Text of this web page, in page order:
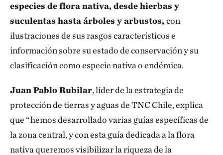
especies de flora nativa, desde hierbas y
suculentas hasta árboles y arbustos, con
ilustraciones de sus rasgos característicos e
información sobre su estado de conservación y su
clasificación como especie nativa o endémica.
Juan Pablo Rubilar, líder de la estrategia de
protección de tierras y aguas de TNC Chile, explica
que “hemos desarrollado varias guías específicas de
la zona central, y con esta guía dedicada a la flora
nativa queremos visibilizar la riqueza de la